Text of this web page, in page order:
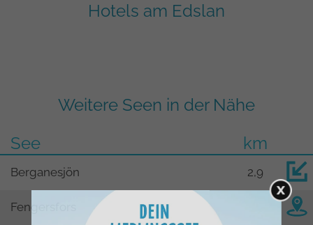
Hotels am Edslan
Weitere Seen in der Nähe
See
km
Berganesjön 2,9
Fengersfors